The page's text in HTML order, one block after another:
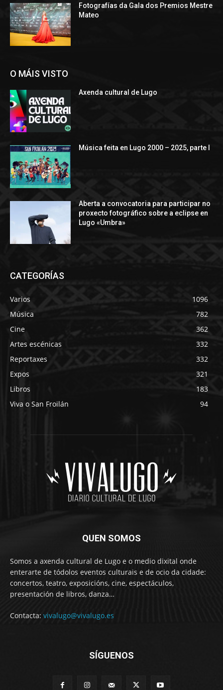
Fotografías da Gala dos Premios Mestre
Mateo
O MÁIS VISTO
Axenda cultural de Lugo
Música feita en Lugo 2000 – 2025, parte I
Aberta a convocatoria para participar no
proxecto fotográfico sobre a eclipse en
Lugo «Umbra»
CATEGORÍAS
Varios
1096
Música
782
Cine
362
Artes escénicas
332
Reportaxes
332
Expos
321
Libros
183
Viva o San Froilán
94
QUEN SOMOS
Somos a axenda cultural de Lugo e o medio dixital onde
enterarte de tódolos eventos culturais e de ocio da cidade:
concertos, teatro, exposicións, cine, espectáculos,
presentación de libros, danza…
Contacta: vivalugo@vivalugo.es
SÍGUENOS